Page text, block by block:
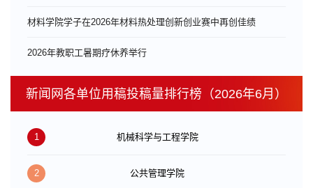
材料学院学子在2026年材料热处理创新创业赛中再创佳绩
​2026年教职工暑期疗休养举行
新闻网各单位用稿投稿量排行榜（2026年6月）
1 机械科学与工程学院
2 公共管理学院